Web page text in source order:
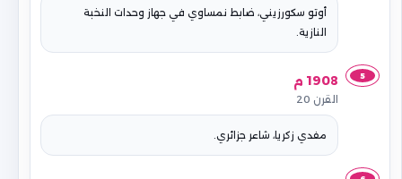
أوتو سكورزيني، ضابط نمساوي في جهاز وحدات النخبة
النازية.
5 1908 م
القرن 20
مفدي زكريا، شاعر جزائري.